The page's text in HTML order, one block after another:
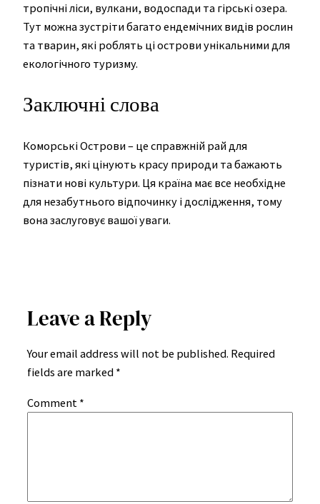
тропічні ліси, вулкани, водоспади та гірські озера.
Тут можна зустріти багато ендемічних видів рослин
та тварин, які роблять ці острови унікальними для
екологічного туризму.
Заключні слова
Коморські Острови – це справжній рай для
туристів, які цінують красу природи та бажають
пізнати нові культури. Ця країна має все необхідне
для незабутнього відпочинку і дослідження, тому
вона заслуговує вашої уваги.
Leave a Reply
Your email address will not be published. Required
fields are marked *
Comment *